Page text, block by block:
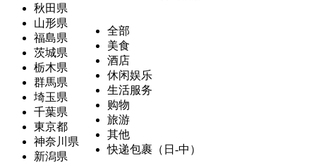
秋田県
山形県
福島県
茨城県
栃木県
群馬県
埼玉県
千葉県
東京都
神奈川県
新潟県
全部
美食
酒店
休闲娱乐
生活服务
购物
旅游
其他
快递包裹（日-中）